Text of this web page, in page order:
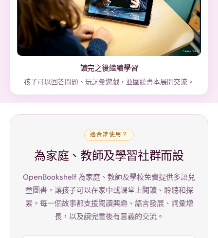
讀完之後繼續學習
孩子可以回答問題、玩詞彙遊戲，並圍繞書本展開交流。
適合誰使用？
為家庭、教師及學習社群而設
OpenBookshelf 為家庭、教師及學校免費提供多語兒
童圖書，讓孩子可以在家中或課堂上閱讀、聆聽和探
索。每一個故事都支援閱讀興趣、語言發展、詞彙增
長，以及讀完書後有意義的交流。